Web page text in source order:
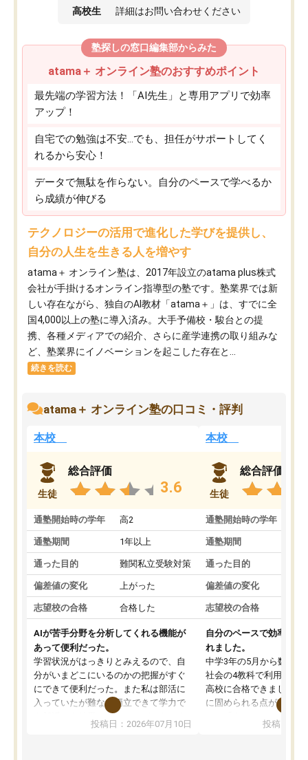
高校生 詳細はお問い合わせください
塾探しの窓口編集部からみた
atama＋ オンライン塾のおすすめポイント
最先端の学習方法！「AI先生」と専用アプリで効率
アップ！
自宅での勉強は不安…でも、担任がサポートしてく
れるから安心！
データで無駄を作らない。自分のペースで学べるか
ら成績が伸びる
テクノロジーの活用で進化した学びを提供し、
自分の人生を生きる人を増やす
atama＋ オンライン塾は、2017年設立のatama plus株式
会社が手掛けるオンライン指導型の塾です。塾業界では新
しい存在ながら、独自のAI教材「atama＋」は、すでに全
国4,000以上の塾に導入済み。大手予備校・駿台との提
携、各種メディアでの紹介、さらに産学連携の取り組みな
ど、塾業界にイノベーションを起こした存在と...
続きを読む
atama＋ オンライン塾の口コミ・評判
本校
生徒
総合評価
3.6
通塾開始時の学年 高2
通塾期間 1年以上
通った目的 難関私立受験対策
偏差値の変化 上がった
志望校の合格 合格した
AIが苦手分野を分析してくれる機能が
あって便利だった。
学習状況がはっきりとみえるので、自
分がいまどこにいるのかの把握がすぐ
にできて便利だった。また私は部活に
入っていたが難なく両立できて学力で
も部活でも結果を残すことができてよ
かった。また問題演習の際に、自分が
投稿日：2026年07月10日
本校
生徒
総合評価
通塾開始時の学年
通塾期間
通った目的
偏差値の変化
志望校の合格
自分のペースで効率よく
れました。
中学3年の5月から数学・
社会の4教科で利用し、
高校に合格できました。
に固められる点が魅力で
項目のおかげで、手軽
投稿日：